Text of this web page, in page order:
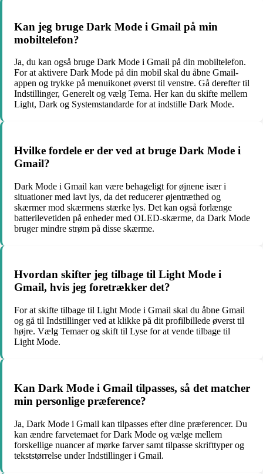
Kan jeg bruge Dark Mode i Gmail på min
mobiltelefon?
Ja, du kan også bruge Dark Mode i Gmail på din mobiltelefon.
For at aktivere Dark Mode på din mobil skal du åbne Gmail-
appen og trykke på menuikonet øverst til venstre. Gå derefter til
Indstillinger, Generelt og vælg Tema. Her kan du skifte mellem
Light, Dark og Systemstandarde for at indstille Dark Mode.
Hvilke fordele er der ved at bruge Dark Mode i
Gmail?
Dark Mode i Gmail kan være behageligt for øjnene især i
situationer med lavt lys, da det reducerer øjentræthed og
skærmer mod skærmens stærke lys. Det kan også forlænge
batterilevetiden på enheder med OLED-skærme, da Dark Mode
bruger mindre strøm på disse skærme.
Hvordan skifter jeg tilbage til Light Mode i
Gmail, hvis jeg foretrækker det?
For at skifte tilbage til Light Mode i Gmail skal du åbne Gmail
og gå til Indstillinger ved at klikke på dit profilbillede øverst til
højre. Vælg Temaer og skift til Lyse for at vende tilbage til
Light Mode.
Kan Dark Mode i Gmail tilpasses, så det matcher
min personlige præference?
Ja, Dark Mode i Gmail kan tilpasses efter dine præferencer. Du
kan ændre farvetemaet for Dark Mode og vælge mellem
forskellige nuancer af mørke farver samt tilpasse skrifttyper og
tekststørrelse under Indstillinger i Gmail.